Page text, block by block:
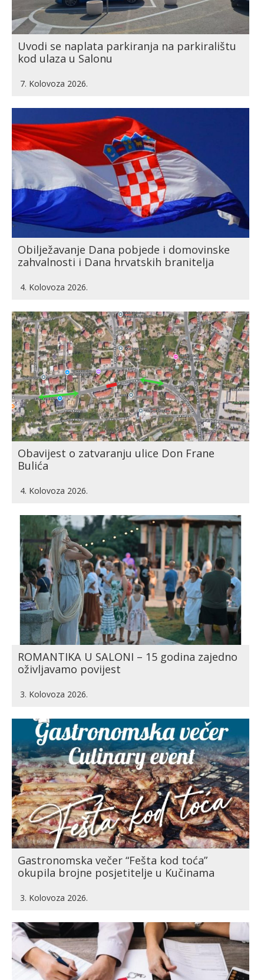
Uvodi se naplata parkiranja na parkiralištu
kod ulaza u Salonu
7. Kolovoza 2026.
Obilježavanje Dana pobjede i domovinske
zahvalnosti i Dana hrvatskih branitelja
4. Kolovoza 2026.
Obavijest o zatvaranju ulice Don Frane
Bulića
4. Kolovoza 2026.
ROMANTIKA U SALONI – 15 godina zajedno
oživljavamo povijest
3. Kolovoza 2026.
Gastronomska večer “Fešta kod toća”
okupila brojne posjetitelje u Kučinama
3. Kolovoza 2026.